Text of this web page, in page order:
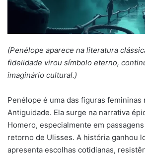
(Penélope aparece na literatura
fidelidade virou símbolo eterno,
imaginário cultural.)
Penélope é uma das figuras femininas
Antiguidade. Ela surge na narrativa
Homero, especialmente em
retorno de Ulisses. A história ganhou
apresenta escolhas cotidianas,